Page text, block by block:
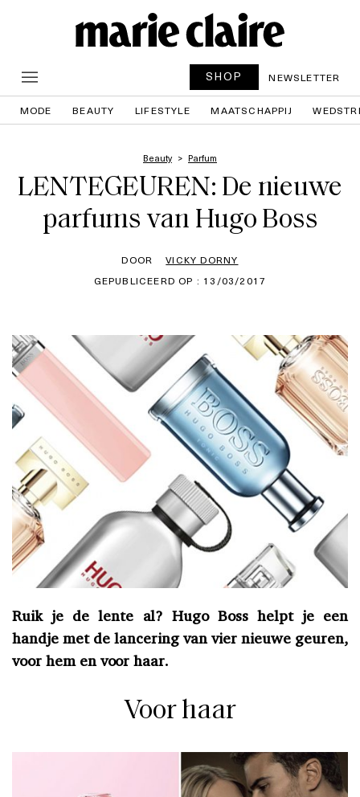
SHOP NEWSLETTER
MODE BEAUTY LIFESTYLE MAATSCHAPPIJ
Beauty Parfum
LENTEGEUREN: De nieuwe
parfums van Hugo Boss
DOOR
VICKY DORNY
GEPUBLICEERD OP : 13/03/2017
Ruik je de lente al? Hugo Boss helpt je een
handje met de lancering van vier nieuwe geuren,
voor hem en voor haar.
Voor haar